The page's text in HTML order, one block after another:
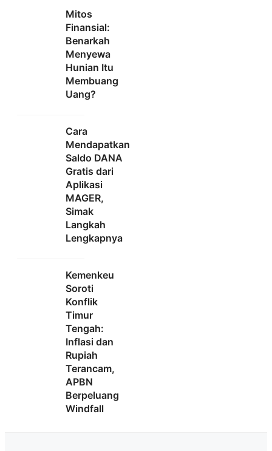
Mitos
Finansial:
Benarkah
Menyewa
Hunian Itu
Membuang
Uang?
Cara
Mendapatkan
Saldo DANA
Gratis dari
Aplikasi
MAGER,
Simak
Langkah
Lengkapnya
Kemenkeu
Soroti
Konflik
Timur
Tengah:
Inflasi dan
Rupiah
Terancam,
APBN
Berpeluang
Windfall